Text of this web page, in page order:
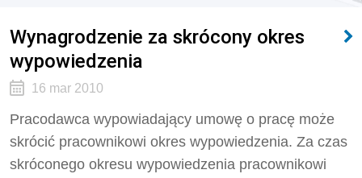
Wynagrodzenie za skrócony okres
wypowiedzenia
16 mar 2010
Pracodawca wypowiadający umowę o pracę może
skrócić pracownikowi okres wypowiedzenia. Za czas
skróconego okresu wypowiedzenia pracownikowi